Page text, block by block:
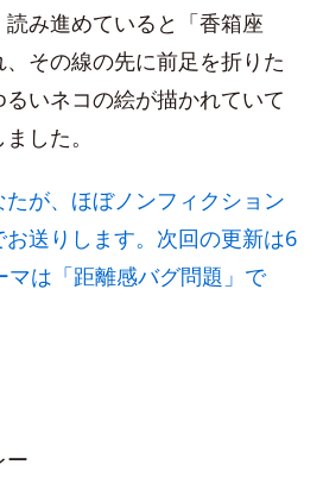
み進めていると「香箱座
その線の先に前足を折りた
いネコの絵が描かれていて
した。
が、ほぼノンフィクション
送りします。次回の更新は6
マは「距離感バグ問題」で
ー